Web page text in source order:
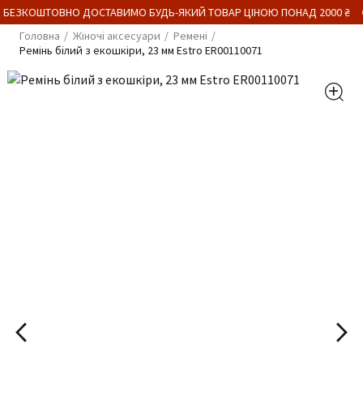
ДОСТАВИМО БУДЬ-ЯКИЙ ТОВАР ЦІНОЮ ПОНАД 2000 ₴
Головна
Жіночі аксесуари
Ремені
Ремінь білий з екошкіри, 23 мм Estro ER00110071